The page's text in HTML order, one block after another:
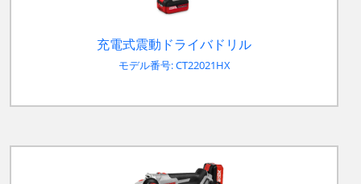
充電式震動ドライバドリル
モデル番号: CT22021HX